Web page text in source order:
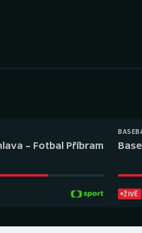
– Fotbal Příbram
ŽIVĚ